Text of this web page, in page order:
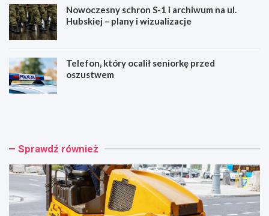
Nowoczesny schron S-1 i archiwum na ul.
Hubskiej – plany i wizualizacje
Telefon, który ocalił seniorkę przed
oszustwem
W
a
i
w
e
B
a
n
m
a
Sprawdź również